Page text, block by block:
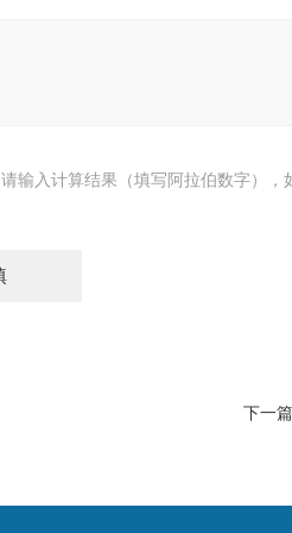
请输入计算结果（填写阿拉伯数字），
下一篇